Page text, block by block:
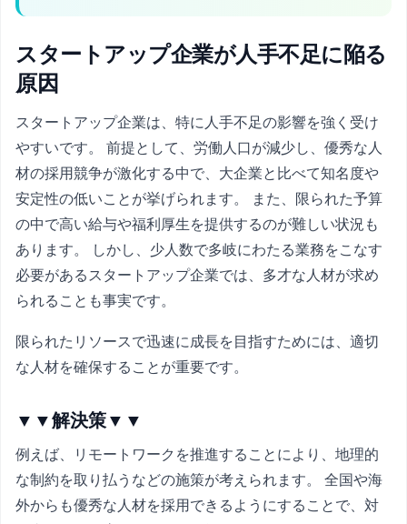
スタートアップ企業が人手不足に陥る
原因
スタートアップ企業は、特に人手不足の影響を強く受け
やすいです。 前提として、労働人口が減少し、優秀な人
材の採用競争が激化する中で、大企業と比べて知名度や
安定性の低いことが挙げられます。 また、限られた予算
の中で高い給与や福利厚生を提供するのが難しい状況も
あります。 しかし、少人数で多岐にわたる業務をこなす
必要があるスタートアップ企業では、多才な人材が求め
られることも事実です。
限られたリソースで迅速に成長を目指すためには、適切
な人材を確保することが重要です。
▼▼解決策▼▼
例えば、リモートワークを推進することにより、地理的
な制約を取り払うなどの施策が考えられます。 全国や海
外からも優秀な人材を採用できるようにすることで、対